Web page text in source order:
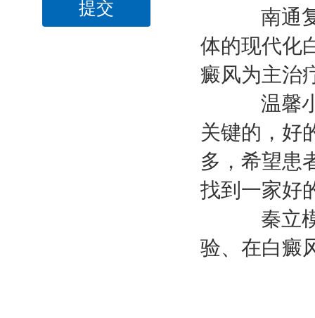
南通复
体的现代化
癜风为主治
温馨小
关键的，好
多，希望患
找到一家好
秦立模
验、在白癜